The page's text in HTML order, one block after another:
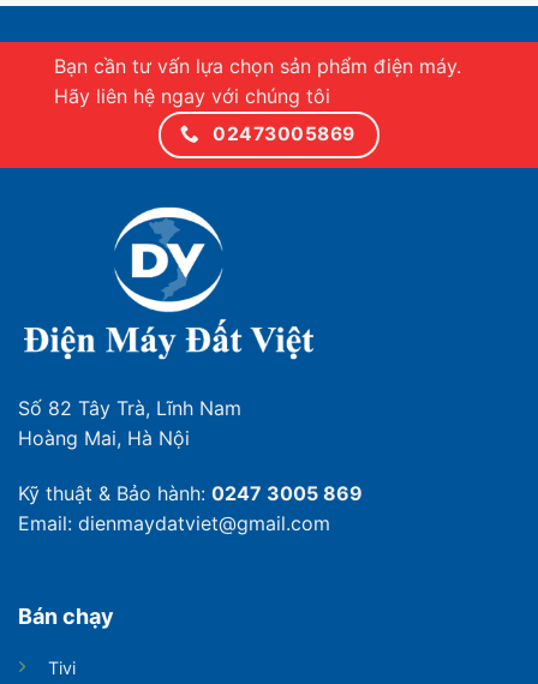
Bạn cần tư vấn lựa chọn sản phẩm điện máy.
Hãy liên hệ ngay với chúng tôi
02473005869
Số 82 Tây Trà, Lĩnh Nam
Hoàng Mai, Hà Nội
Kỹ thuật & Bảo hành: 0247 3005 869
Email: dienmaydatviet@gmail.com
Bán chạy
Tivi